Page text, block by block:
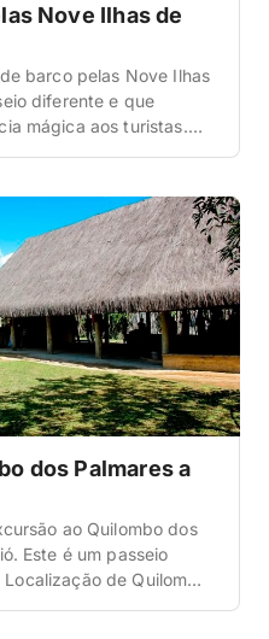
Nove Ilhas de
barco pelas Nove Ilhas
diferente e que
mágica aos turistas.
tão incrível que é
dos Palmares a
ao Quilombo dos
Este é um passeio
de Quilombo